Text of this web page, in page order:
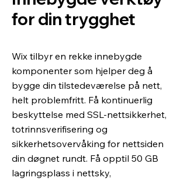
for din trygghet
Wix tilbyr en rekke innebygde
komponenter som hjelper deg å
bygge din tilstedeværelse på nett,
helt problemfritt. Få kontinuerlig
beskyttelse med SSL-nettsikkerhet,
totrinnsverifisering og
sikkerhetsovervåking for nettsiden
din døgnet rundt. Få opptil 50 GB
lagringsplass i nettsky,